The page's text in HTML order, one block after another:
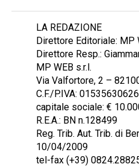
LA REDAZIONE
Direttore Editoriale: MP
Direttore Resp.:
MP WEB s.r.l.
Via Valfortore, 2 –
C.F./P.IVA: 01535630626
capitale sociale: €
R.E.A.: BN n.128499
Reg. Trib. Aut. Trib. di
10/04/2009
tel-fax (+39)